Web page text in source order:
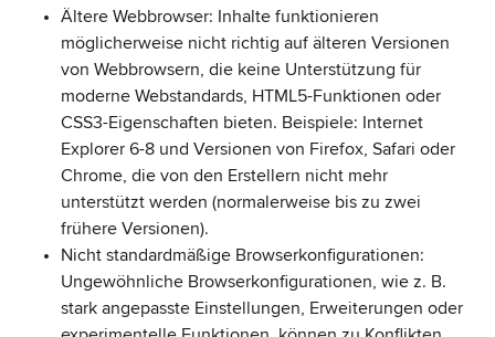
Ältere Webbrowser: Inhalte funktionieren
möglicherweise nicht richtig auf älteren Versionen
von Webbrowsern, die keine Unterstützung für
moderne Webstandards, HTML5-Funktionen oder
CSS3-Eigenschaften bieten. Beispiele: Internet
Explorer 6-8 und Versionen von Firefox, Safari oder
Chrome, die von den Erstellern nicht mehr
unterstützt werden (normalerweise bis zu zwei
frühere Versionen).
Nicht standardmäßige Browserkonfigurationen:
Ungewöhnliche Browserkonfigurationen, wie z. B.
stark angepasste Einstellungen, Erweiterungen oder